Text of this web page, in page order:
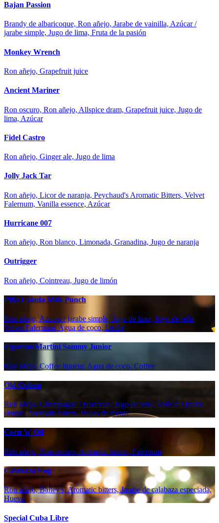
Bajan Passion
Brandy de albaricoque, Ron añejo, Jarabe de vainilla, Azúcar /
jarabe simple, Jugo de lima, Fruta de la pasión
Monkey Wrench
Ron añejo, Grapefruit juice
Ancient Mariner
Ron oscuro, Ron añejo, Allspice dram, Grapefruit juice, Jugo de
lima, Azúcar
Fidel Castro
Ron añejo, Ginger ale, Jugo de lima
Jolly Jack Tar
Ron añejo, Licor de naranja, Peychaud's Aromatic Bitters, Velvet
Falernum, Vanilla essence, Azúcar
Hurricane 007
Ron añejo, Ron blanco, Limonada, Granadina, Jugo de naranja
Outrigger
Ron añejo, Cointreau, Jugo de limón
Piña Colada Milk Punch
Ron añejo, Azúcar / jarabe simple, Jugo de lima, Jugo de piña,
Velvet Falernum, Agua de coco, Leche
Espresso Martini Sammy Junior
Ron añejo, Coffee liqueur, Agua de coco, Coffee
Old Cuban
Ron añejo, Champagne / prosecco, Jugo de lima, Azúcar / jarabe
simple, Aromatic bitters, Hojas de menta
Corn 'n' Oil
Ron añejo, Ron oscuro, Aromatic bitters, Falernum
Calabaza Nog
Ron añejo, Bailey's, Aromatic bitters, Jarabe de calabaza especiada,
Huevo
Special Cuba Libre